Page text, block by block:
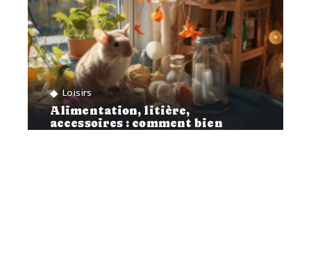
Loisirs
Alimentation, litière,
accessoires : comment bien